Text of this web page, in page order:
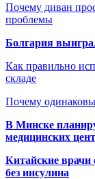
Почему диван
проблемы
Болгария
Как правильно
складе
Почему
В Минске
медицинских
Китайские врачи
без инсулина